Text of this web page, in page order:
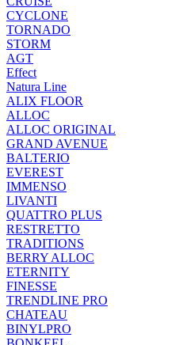
CYCLONE
TORNADO
STORM
AGT
Effect
Natura Line
ALIX FLOOR
ALLOC
ALLOC ORIGINAL
GRAND AVENUE
BALTERIO
EVEREST
IMMENSO
LIVANTI
QUATTRO PLUS
RESTRETTO
TRADITIONS
BERRY ALLOC
ETERNITY
FINESSE
TRENDLINE PRO
CHATEAU
BINYLPRO